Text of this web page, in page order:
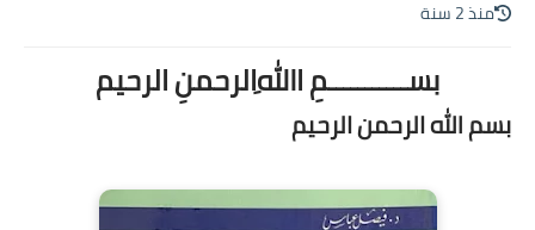
منذ 2 سنة
بســـــــــــمِ اﷲِالرحمنِ الرحيم
بسم الله الرحمن الرحيم